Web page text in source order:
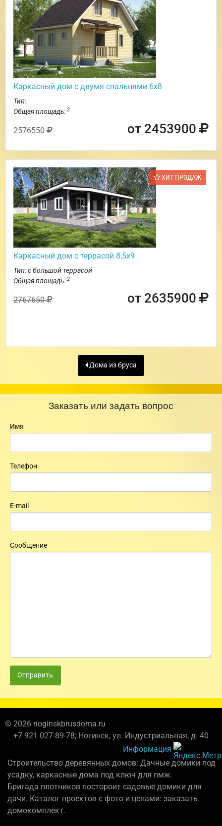
Каркасный дом с двумя спальнями 6х8
Тип:
Общая площадь: 2
2576550 от 2453900
ХИТ ПРОДАЖ
Каркасный дом с террасой 8,5х9
Тип: с большой террасой
Общая площадь: 2
2767650 от 2635900
Дома из бруса
Заказать или задать вопрос
Имя
Телефон
E-mail
Сообщение
Отправить
© 2026 noginskbrusdoma.ru
+7 921 027-89-78; Ногинск, ул. Индустриальная, д. 40
Информация
Строительство деревянных домов: Дачные домики под
усадку, каркасные дома под ключ для пмж.
Бригада плотников постороит садовые домики для
дачи. Каталог проектов с фото и ценами: заказать
домокомплект.